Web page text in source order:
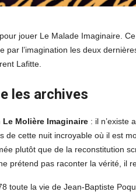
jouer Le Malade Imaginaire.
par l’imagination les deux
Lafitte.
les archives
Le Molière Imaginaire : il n’existe
de cette nuit incroyable où il est
plutôt que de la reconstitution
prétend pas raconter la vérité, il
toute la vie de Jean-Baptiste